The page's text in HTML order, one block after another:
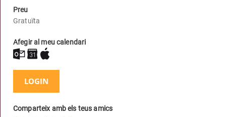
Preu
Gratuïta
Afegir al meu calendari
LOGIN
Comparteix amb els teus amics